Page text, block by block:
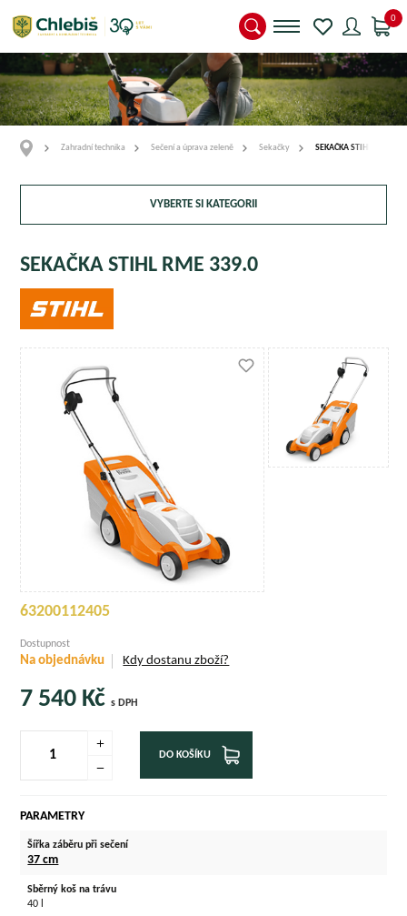
0
Zahradní technika Sečení a úprava zeleně Sekačky SEKAČKA STIHL RME
VYBERTE SI KATEGORII
SEKAČKA STIHL RME 339.0
63200112405
Dostupnost
Na objednávku Kdy dostanu zboží?
7 540 Kčs DPH
DO KOŠÍKU
PARAMETRY
Šířka záběru při sečení
37 cm
Sběrný koš na trávu
40 l